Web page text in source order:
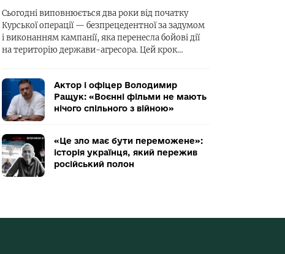
Сьогодні виповнюється два роки від початку
Курської операції — безпрецедентної за задумом
і виконанням кампанії, яка перенесла бойові дії
на територію держави-агресора. Цей крок…
Актор і офіцер Володимир
Ращук: «Воєнні фільми не мають
нічого спільного з війною»
«Це зло має бути переможене»:
історія українця, який пережив
російський полон